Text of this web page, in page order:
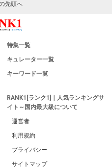
先頭へ
特集一覧
キュレーター一覧
キーワード一覧
RANK1[ランク1]｜人気ランキングサ
イト～国内最大級について
運営者
利用規約
プライバシー
サイトマップ